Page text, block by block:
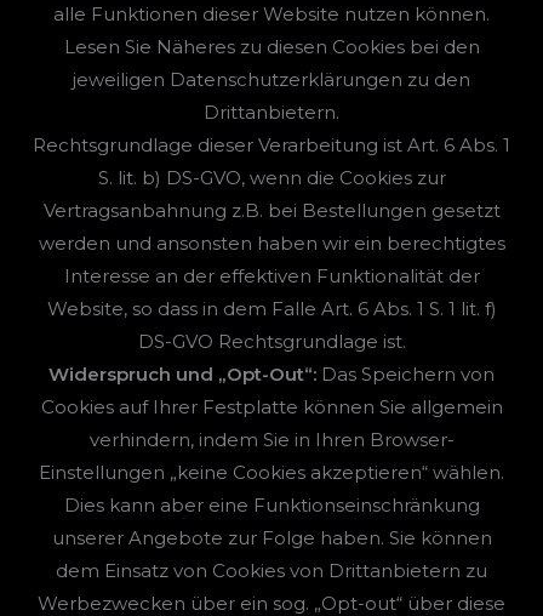
alle Funktionen dieser Website nutzen können.
Lesen Sie Näheres zu diesen Cookies bei den
jeweiligen Datenschutzerklärungen zu den
Drittanbietern.
Rechtsgrundlage dieser Verarbeitung ist Art. 6 Abs. 1
S. lit. b) DS-GVO, wenn die Cookies zur
Vertragsanbahnung z.B. bei Bestellungen gesetzt
werden und ansonsten haben wir ein berechtigtes
Interesse an der effektiven Funktionalität der
Website, so dass in dem Falle Art. 6 Abs. 1 S. 1 lit. f)
DS-GVO Rechtsgrundlage ist.
Widerspruch und „Opt-Out“: Das Speichern von
Cookies auf Ihrer Festplatte können Sie allgemein
verhindern, indem Sie in Ihren Browser-
Einstellungen „keine Cookies akzeptieren“ wählen.
Dies kann aber eine Funktionseinschränkung
unserer Angebote zur Folge haben. Sie können
dem Einsatz von Cookies von Drittanbietern zu
Werbezwecken über ein sog. „Opt-out“ über diese